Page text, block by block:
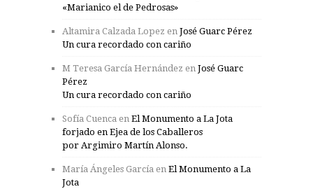
«Marianico el de Pedrosas»
Altamira Calzada Lopez en José Guarc Pérez
Un cura recordado con cariño
M Teresa García Hernández en José Guarc
Pérez
Un cura recordado con cariño
Sofía Cuenca en El Monumento a La Jota
forjado en Ejea de los Caballeros
por Argimiro Martín Alonso.
María Ángeles García en El Monumento a La
Jota